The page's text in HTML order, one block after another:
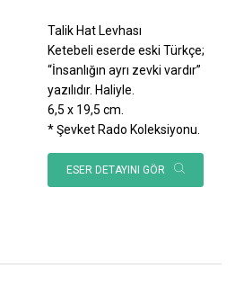
Talik Hat Levhası
Ketebeli eserde eski Türkçe;
“İnsanlığın ayrı zevki vardır”
yazılıdır. Haliyle.
6,5 x 19,5 cm.
* Şevket Rado Koleksiyonu.
ESER DETAYINI GÖR